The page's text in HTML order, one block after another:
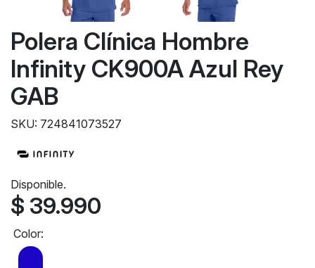
Polera Clínica Hombre
Infinity CK900A Azul Rey
GAB
SKU: 724841073527
Disponible.
$ 39.990
Color: